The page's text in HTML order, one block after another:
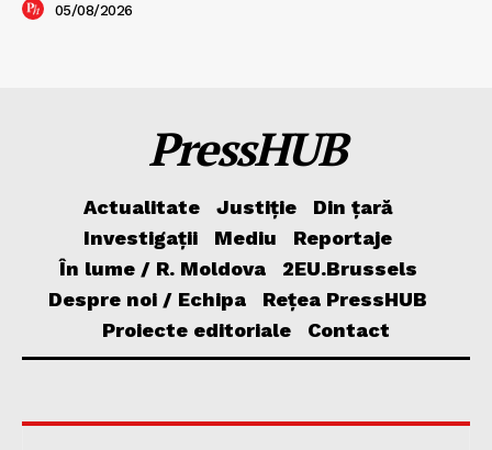
05/08/2026
PressHUB
Actualitate Justiție
Din țară
Investigații
Mediu
Reportaje
În lume / R. Moldova
2EU.Brussels
Despre noi / Echipa
Rețea PressHUB
Proiecte editoriale
Contact